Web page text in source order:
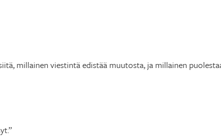
millainen viestintä edistää muutosta, ja millainen